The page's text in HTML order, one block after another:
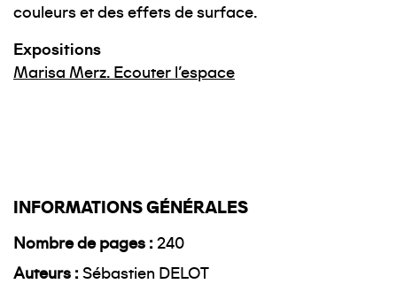
couleurs et des effets de surface.
Expositions
Marisa Merz. Ecouter l'espace
INFORMATIONS GÉNÉRALES
Nombre de pages
240
Auteurs
Sébastien DELOT